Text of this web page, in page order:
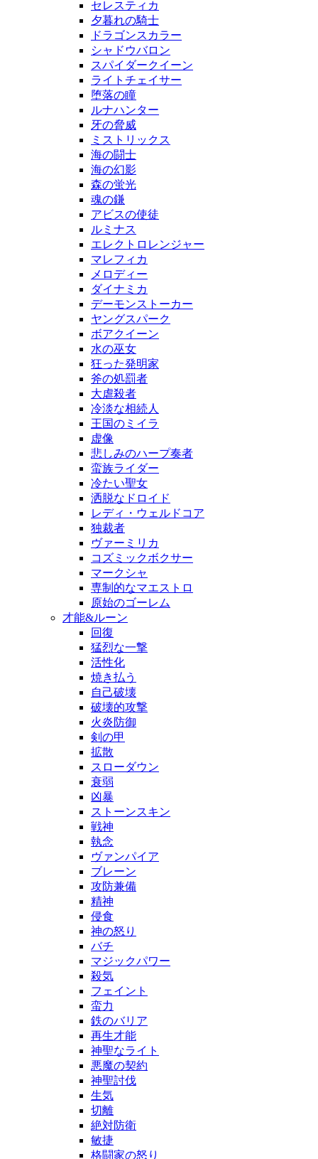
セレスティカ
夕暮れの騎士
ドラゴンスカラー
シャドウバロン
スパイダークイーン
ライトチェイサー
堕落の瞳
ルナハンター
牙の脅威
ミストリックス
海の闘士
海の幻影
森の蛍光
魂の鎌
アビスの使徒
ルミナス
エレクトロレンジャー
マレフィカ
メロディー
ダイナミカ
デーモンストーカー
ヤングスパーク
ボアクイーン
水の巫女
狂った発明家
斧の処罰者
大虐殺者
冷淡な相続人
王国のミイラ
虚像
悲しみのハープ奏者
蛮族ライダー
冷たい聖女
洒脱なドロイド
レディ・ウェルドコア
独裁者
ヴァーミリカ
コズミックボクサー
マークシャ
専制的なマエストロ
原始のゴーレム
才能&ルーン
回復
猛烈な一撃
活性化
焼き払う
自己破壊
破壊的攻撃
火炎防御
剣の甲
拡散
スローダウン
衰弱
凶暴
ストーンスキン
戦神
執念
ヴァンパイア
ブレーン
攻防兼備
精神
侵食
神の怒り
バチ
マジックパワー
殺気
フェイント
蛮力
鉄のバリア
再生才能
神聖なライト
悪魔の契約
神聖討伐
生気
切離
絶対防衛
敏捷
格闘家の怒り